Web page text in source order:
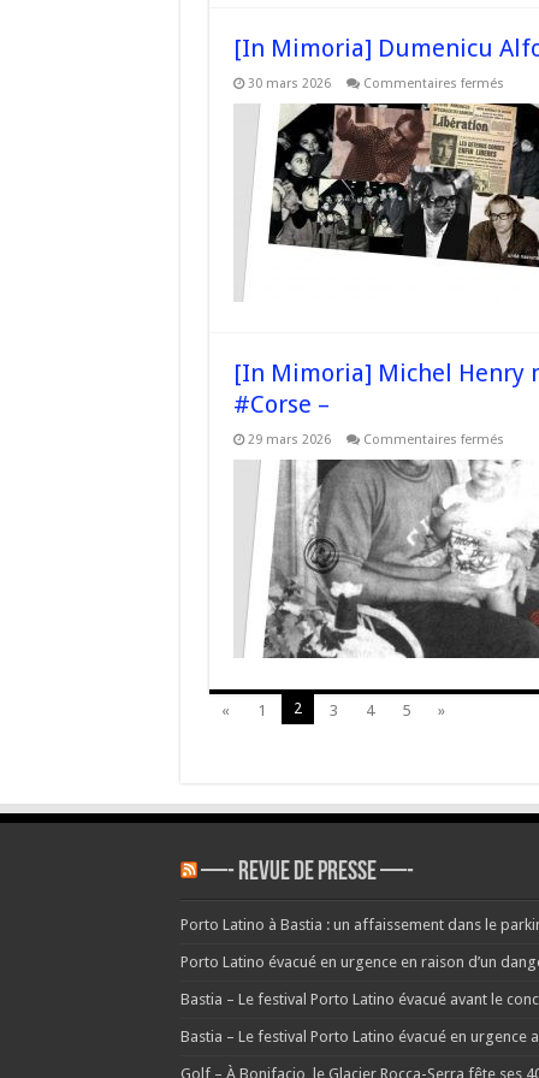
[In Mimoria] Dumenicu
30 mars 2026 Commentaires ferméssur
–
[In Mimoria] Michel Henry
#Corse –
29 mars 2026 Commentaires ferméssur
Michel
Henry
du
FLNC
–
29
mars
1995
–
« 1 2 3 4 5 »
—- REVUE DE PRESSE —-
Porto Latino à Bastia : un affaissement dans le
Porto Latino évacué en urgence en raison d’un
Bastia – Le festival Porto Latino évacué avant le
Bastia – Le festival Porto Latino évacué en urgence
Golf – À Bonifacio, le Glacier Rocca-Serra fête ses